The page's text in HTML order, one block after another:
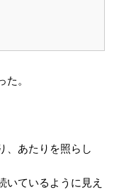
。
、あたりを照らし
いているように見え